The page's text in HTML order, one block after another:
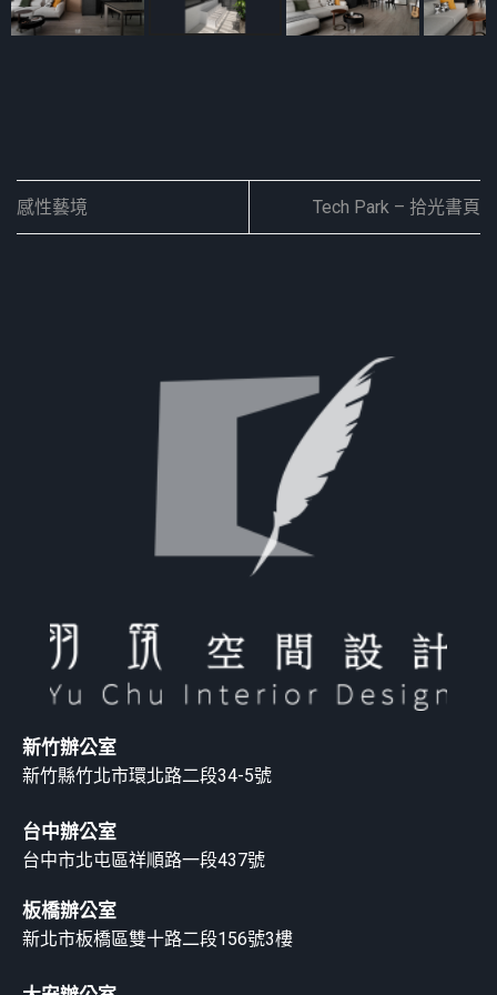
感性藝境 Tech Park – 拾光書頁
新竹辦公室
新竹縣竹北市環北路二段34-5號
台中辦公室
台中市北屯區祥順路一段437號
板橋辦公室
新北市板橋區雙十路二段156號3樓